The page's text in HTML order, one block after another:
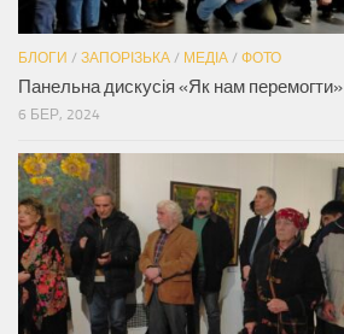
БЛОГИ / ЗАПОРІЗЬКА / МЕДІА / ФОТО
Панельна дискусія «Як нам перемогти»
6 БЕР, 2024